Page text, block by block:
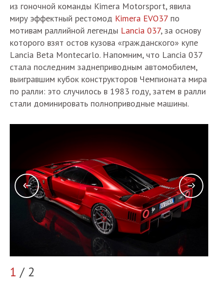
из гоночной команды Kimera Motorsport, явила
миру эффектный рестомод Kimera EVO37 по
мотивам раллийной легенды Lancia 037, за основу
которого взят остов кузова «гражданского» купе
Lancia Beta Montecarlo. Напомним, что Lancia 037
стала последним заднеприводным автомобилем,
выигравшим кубок конструкторов Чемпионата мира
по ралли: это случилось в 1983 году, затем в ралли
стали доминировать полноприводные машины.
1 / 2